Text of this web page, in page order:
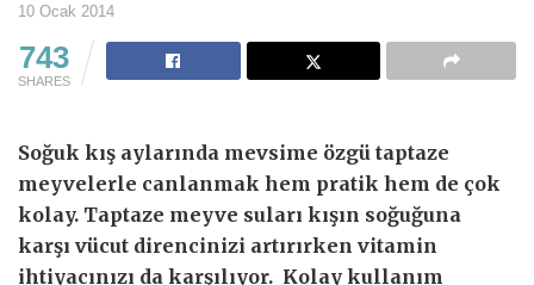
10 Ocak 2014
743
SHARES
Soğuk kış aylarında mevsime özgü taptaze
meyvelerle canlanmak hem pratik hem de çok
kolay. Taptaze meyve suları kışın soğuğuna
karşı vücut direncinizi artırırken vitamin
ihtiyacınızı da karşılıyor. Kolay kullanım